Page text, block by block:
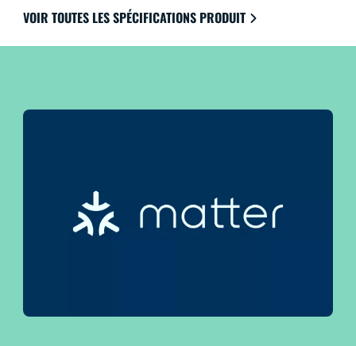
de votre système, même lorsque vous êtes loin de
chez vous. Fonctionne avec Google Home, Amazon
Alexa et Apple HomeKit pour une facilité d'utilisation
VOIR TOUTES LES SPÉCIFICATIONS PRODUIT